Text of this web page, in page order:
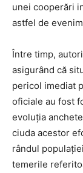
unei cooperări
astfel de
Între timp,
asigurând că
pericol imediat
oficiale au fost
evoluția
ciuda acestor
rândul
temerile